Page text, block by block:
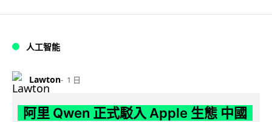
人工智能
Lawton 1 日
阿里 Qwen 正式駁入 Apple 生態 中國